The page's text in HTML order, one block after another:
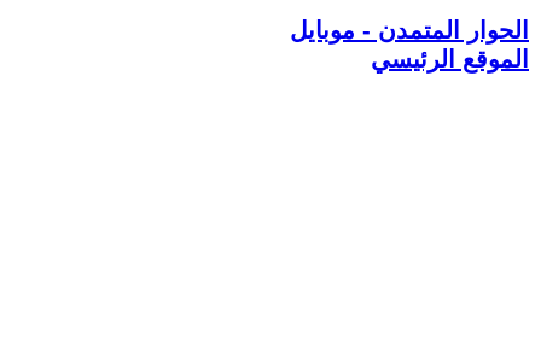
الحوار المتمدن - موبايل
الموقع الرئيسي